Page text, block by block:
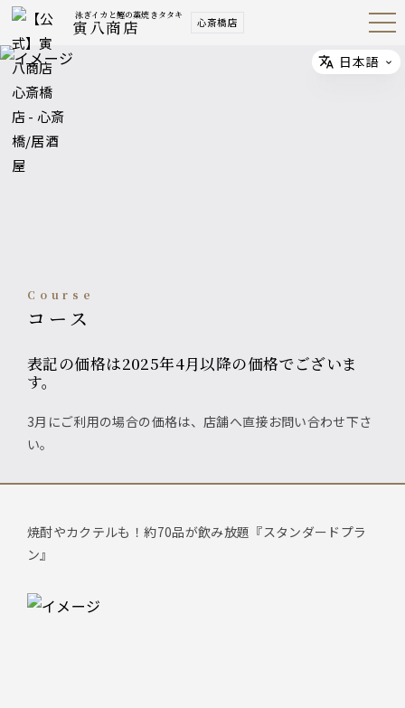
泳ぎイカと鰹の藁焼きタタキ
寅八商店 心斎橋店 Open
Navig
course
コース
表記の価格は2025年4月以降の価格でございま
す。
3月にご利用の場合の価格は、店舗へ直接お問い合わせ下さ
い。
焼酎やカクテルも！約70品が飲み放題『スタンダードプラ
ン』
Select
日本語